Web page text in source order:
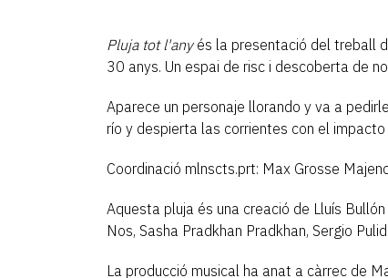
Pluja tot l'anyés la presentació del treball
30 anys. Un espai de risc i descoberta de
Aparece un personaje llorando y va a
río y despierta las corrientes con el
Coordinació mlnscts.prt: Max Grosse
Aquesta pluja és una creació de Lluís
Nos, Sasha Pradkhan Pradkhan, Sergio
La producció musical ha anat a càrrec de